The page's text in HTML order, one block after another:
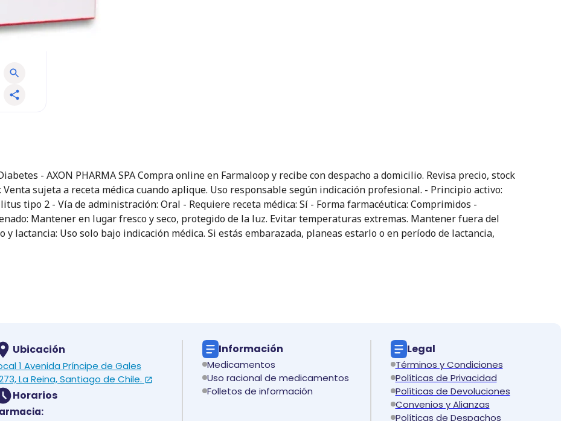
- AXON PHARMA SPA Compra online en Farmaloop y recibe con despacho a domicilio. Revisa precio, stock
sujeta a receta médica cuando aplique. Uso responsable según indicación profesional. - Principio activo:
tipo 2 - Vía de administración: Oral - Requiere receta médica: Sí - Forma farmacéutica: Comprimidos -
Mantener en lugar fresco y seco, protegido de la luz. Evitar temperaturas extremas. Mantener fuera del
y lactancia: Uso solo bajo indicación médica. Si estás embarazada, planeas estarlo o en período de lactancia,
Ubicación
1 Avenida Príncipe de Gales
La Reina, Santiago de Chile.
Horarios
Información
Medicamentos
Uso racional de medicamentos
Folletos de información
Legal
Términos y Condiciones
Políticas de Privacidad
Políticas de Devoluciones
Convenios y Alianzas
Políticas de Despachos